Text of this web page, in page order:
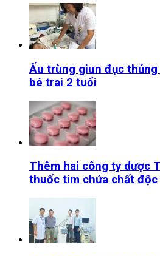
Ấu trùng giun đục
bé trai 2 tuổi
Thêm hai công ty dược
thuốc tim chứa chất độc